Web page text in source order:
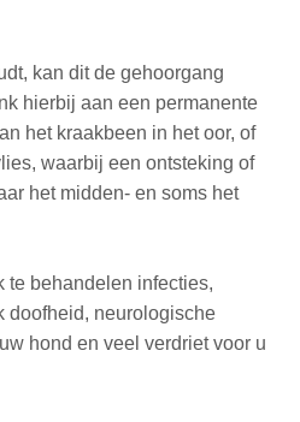
kan dit de gehoorgang
hierbij aan een permanente
het kraakbeen in het oor, of
waarbij een ontsteking of
het midden- en soms het
te behandelen infecties,
doofheid, neurologische
hond en veel verdriet voor u